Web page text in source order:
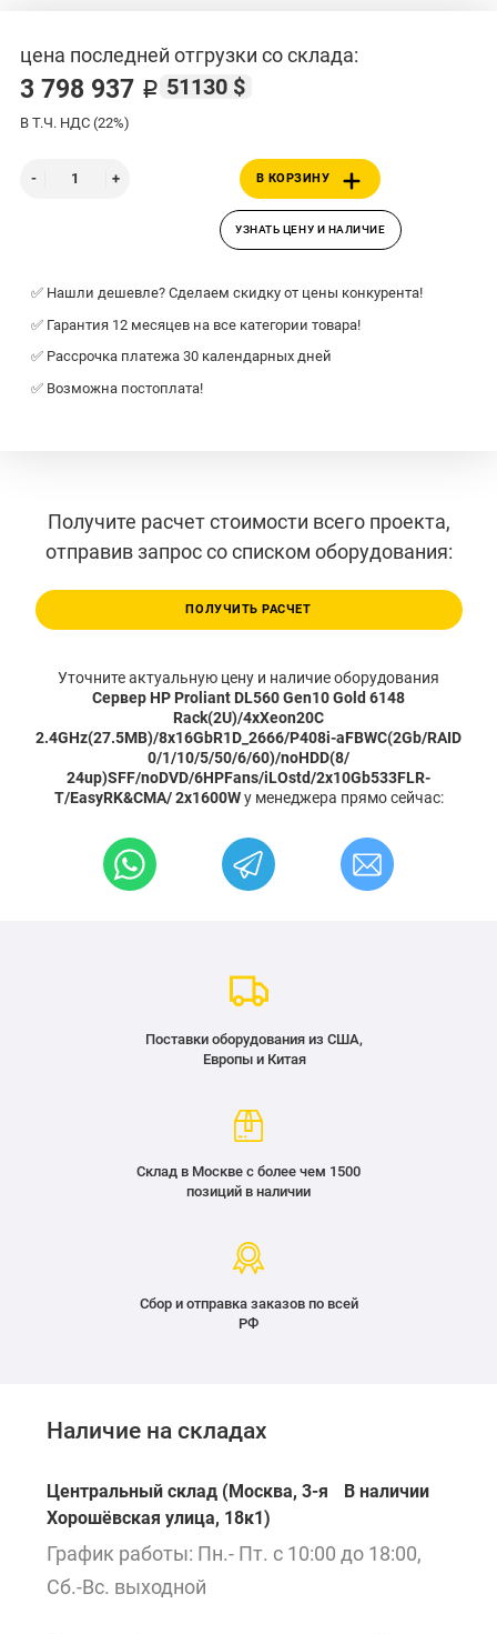
цена последней отгрузки со склада:
3 798 937 ₽ 51130 $
В Т.Ч. НДС (22%)
В КОРЗИНУ
УЗНАТЬ ЦЕНУ И НАЛИЧИЕ
✅ Нашли дешевле? Сделаем скидку от цены конкурента!
✅ Гарантия 12 месяцев на все категории товара!
✅ Рассрочка платежа 30 календарных дней
✅ Возможна постоплата!
Получите расчет стоимости всего проекта,
отправив запрос со списком оборудования:
ПОЛУЧИТЬ РАСЧЕТ
Уточните актуальную цену и наличие оборудования
Сервер HP Proliant DL560 Gen10 Gold 6148
Rack(2U)/4xXeon20C
2.4GHz(27.5MB)/8x16GbR1D_2666/P408i-aFBWC(2Gb/RAID
0/1/10/5/50/6/60)/noHDD(8/
24up)SFF/noDVD/6HPFans/iLOstd/2x10Gb533FLR-
T/EasyRK&CMA/ 2x1600Wу менеджера прямо сейчас:
Поставки оборудования из США,
Европы и Китая
Склад в Москве с более чем 1500
позиций в наличии
Сбор и отправка заказов по всей
РФ
Наличие на складах
Центральный склад (Москва, 3-я
Хорошёвская улица, 18к1)
В наличии
График работы: Пн.- Пт. с 10:00 до 18:00,
Сб.-Вс. выходной